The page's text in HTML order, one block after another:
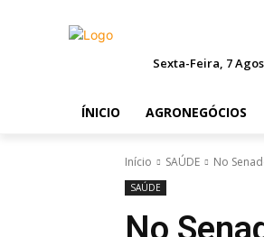
Sexta-Feira, 7
ÍNICIO AGRONEGÓCIOS
Início SAÚDE No
SAÚDE
No